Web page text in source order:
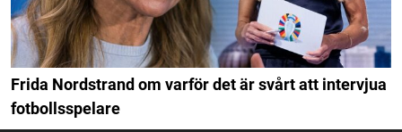
Frida Nordstrand om varför det är svårt att intervjua
fotbollsspelare